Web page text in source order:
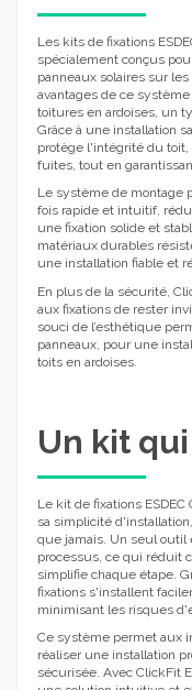
Les kits de fixations
spécialement conçus
panneaux solaires sur
avantages de ce
toitures en ardoises, un
Grâce à une installation
protège l'intégrité du
fuites, tout en
Le système de montage
fois rapide et intuitif,
une fixation solide et
matériaux durables
une installation fiable et
En plus de la sécurité,
aux fixations de rester
souci de l’esthétique
panneaux, pour une
toits en ardoises.
Un kit
Le kit de fixations
sa simplicité
que jamais. Un seul outil
processus, ce qui réduit
simplifie chaque étape.
fixations s'installent
minimisant les risques
Ce système permet aux
réaliser une installation
sécurisée. Avec ClickFit